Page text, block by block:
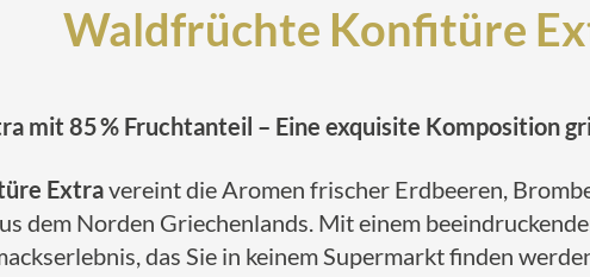
Waldfrüchte Konfitüre
mit 85 % Fruchtanteil – Eine exquisite Komposition
Extravereint die Aromen frischer Erdbeeren,
dem Norden Griechenlands. Mit einem
das Sie in keinem Supermarkt finden